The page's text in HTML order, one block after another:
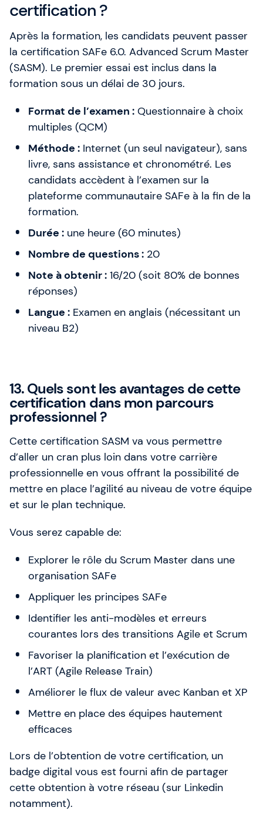
certification ?
Après la formation, les candidats peuvent passer
la certification SAFe 6.0. Advanced Scrum Master
(SASM). Le premier essai est inclus dans la
formation sous un délai de 30 jours.
Format de l’examen : Questionnaire à choix
multiples (QCM)
Méthode : Internet (un seul navigateur), sans
livre, sans assistance et chronométré. Les
candidats accèdent à l’examen sur la
plateforme communautaire SAFe à la fin de la
formation.
Durée : une heure (60 minutes)
Nombre de questions : 20
Note à obtenir : 16/20 (soit 80% de bonnes
réponses)
Langue : Examen en anglais (nécessitant un
niveau B2)
13. Quels sont les avantages de cette
certification dans mon parcours
professionnel ?
Cette certification SASM va vous permettre
d’aller un cran plus loin dans votre carrière
professionnelle en vous offrant la possibilité de
mettre en place l’agilité au niveau de votre équipe
et sur le plan technique.
Vous serez capable de:
Explorer le rôle du Scrum Master dans une
organisation SAFe
Appliquer les principes SAFe
Identifier les anti-modèles et erreurs
courantes lors des transitions Agile et Scrum
Favoriser la planification et l’exécution de
l’ART (Agile Release Train)
Améliorer le flux de valeur avec Kanban et XP
Mettre en place des équipes hautement
efficaces
Lors de l’obtention de votre certification, un
badge digital vous est fourni afin de partager
cette obtention à votre réseau (sur Linkedin
notamment).